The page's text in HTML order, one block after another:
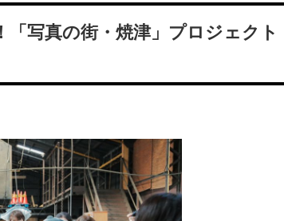
写真の街・焼津」プロジェクト